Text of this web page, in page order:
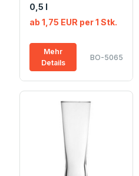
0,5 l
ab 1,75 EUR per 1 Stk.
Mehr
Details
BO-5065